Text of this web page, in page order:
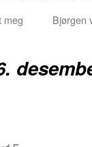
meg
Bjørgen